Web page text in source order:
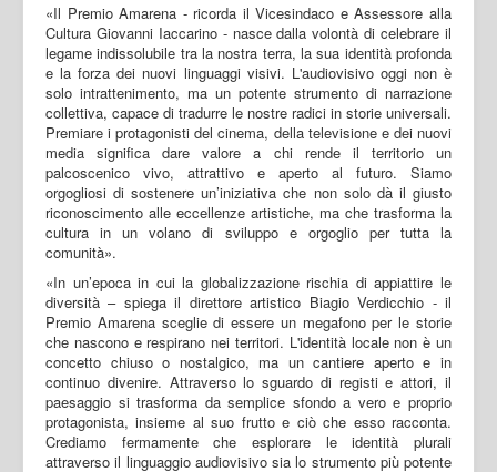
«Il Premio Amarena - ricorda il Vicesindaco e Assessore alla
Cultura Giovanni Iaccarino - nasce dalla volontà di celebrare il
legame indissolubile tra la nostra terra, la sua identità profonda
e la forza dei nuovi linguaggi visivi. L'audiovisivo oggi non è
solo intrattenimento, ma un potente strumento di narrazione
collettiva, capace di tradurre le nostre radici in storie universali.
Premiare i protagonisti del cinema, della televisione e dei nuovi
media significa dare valore a chi rende il territorio un
palcoscenico vivo, attrattivo e aperto al futuro. Siamo
orgogliosi di sostenere un’iniziativa che non solo dà il giusto
riconoscimento alle eccellenze artistiche, ma che trasforma la
cultura in un volano di sviluppo e orgoglio per tutta la
comunità».
«In un’epoca in cui la globalizzazione rischia di appiattire le
diversità – spiega il direttore artistico Biagio Verdicchio - il
Premio Amarena sceglie di essere un megafono per le storie
che nascono e respirano nei territori. L'identità locale non è un
concetto chiuso o nostalgico, ma un cantiere aperto e in
continuo divenire. Attraverso lo sguardo di registi e attori, il
paesaggio si trasforma da semplice sfondo a vero e proprio
protagonista, insieme al suo frutto e ciò che esso racconta.
Crediamo fermamente che esplorare le identità plurali
attraverso il linguaggio audiovisivo sia lo strumento più potente